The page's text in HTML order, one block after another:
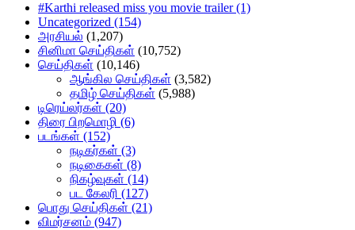
#Karthi released miss you movie trailer(1)
Uncategorized (154)
அரசியல் (1,207)
சினிமா செய்திகள் (10,752)
செய்திகள் (10,146)
ஆங்கில செய்திகள் (3,582)
தமிழ் செய்திகள் (5,988)
டிரெய்லர்கள் (20)
திரை பிறமொழி (6)
படங்கள் (152)
நடிகர்கள் (3)
நடிகைகள் (8)
நிகழ்வுகள் (14)
பட கேலரி (127)
பொது செய்திகள் (21)
விமர்சனம் (947)